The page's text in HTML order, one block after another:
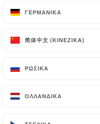
ΓΕΡΜΑΝΙΚΆ
简体中文 (ΚΙΝΈΖΙΚΑ)
ΡΩΣΙΚΆ
ΟΛΛΑΝΔΙΚΆ
Επαφή
ΓΕΡΜΑΝΙΚΆ
简体中文 (ΚΙΝΈΖΙΚΑ)
ΡΩΣΙΚΆ
ΟΛΛΑΝΔΙΚΆ